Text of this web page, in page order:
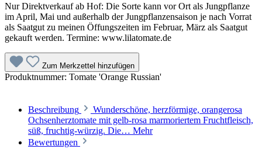
Nur Direktverkauf ab Hof: Die Sorte kann vor Ort als Jungpflanze
im April, Mai und außerhalb der Jungpflanzensaison je nach Vorrat
als Saatgut zu meinen Öffungszeiten im Februar, März als Saatgut
gekauft werden. Termine: www.lilatomate.de
Zum Merkzettel hinzufügen
Produktnummer: Tomate 'Orange Russian'
Beschreibung
Wunderschöne, herzförmige, orangerosa
Ochsenherztomate mit gelb-rosa marmoriertem Frucht­fleisch,
süß, fruchtig-würzig. Die… Mehr
Bewertungen